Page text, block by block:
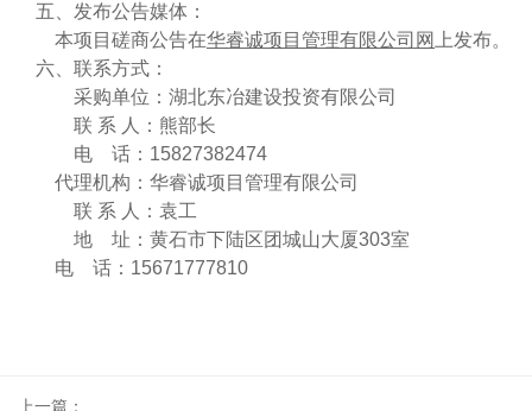
五、发布公告媒体：
本项目磋商公告在华睿诚项目管理有限公司网
上发布。
六、联系方式：
采购单位：湖北东冶建设投资有限公司
联 系 人： 熊部长
电
话： 15827382474
代理机构：华睿诚项目管理有限公司
联 系 人：袁工
地
址：黄石市下陆区团城山大厦303室
电
话： 15671777810
上一篇：